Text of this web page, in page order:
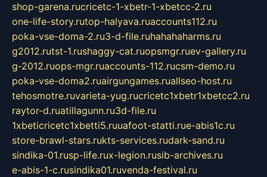
shop-garena.rucricetc-1-xbetr-1-xbetcc-2.ru
one-life-story.rutop-halyava.ruaccounts112.ru
poka-vse-doma-2.ru3-d-file.ruhahahaharms.ru
g2012.rutst-1.rushaggy-cat.ruopsmgr.ruev-gallery.ru
g-2012.ruops-mgr.ruaccounts-112.rucsm-demo.ru
poka-vse-doma2.ruairgungames.ruallseo-host.ru
tehosmotre.ruvarieta-yug.rucricetc1xbetr1xbetcc2.ru
raytor-d.ruatillagunn.ru3d-file.ru
1xbeticricetc1xbetti5.ruuafoot-statti.rue-abis1c.ru
store-brawl-stars.rukts-services.rudark-sand.ru
sindika-01.rusp-life.rux-legion.rusib-archives.ru
e-abis-1-c.rusindika01.ruvenda-festival.ru